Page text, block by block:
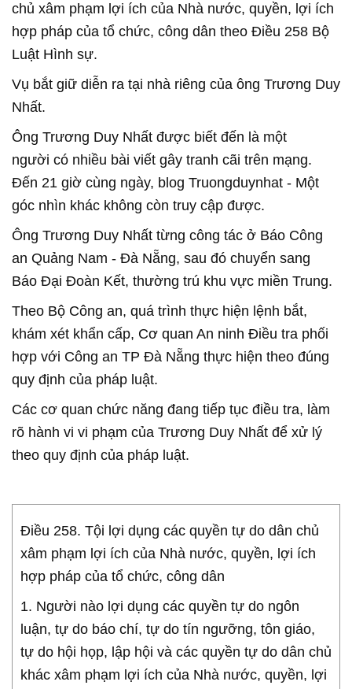
chủ xâm phạm lợi ích của Nhà nước, quyền, lợi ích
hợp pháp của tổ chức, công dân theo Điều 258 Bộ
Luật Hình sự.
Vụ bắt giữ diễn ra tại nhà riêng của ông Trương Duy
Nhất.
Ông Trương Duy Nhất được biết đến là một
người có nhiều bài viết gây tranh cãi trên mạng.
Đến 21 giờ cùng ngày, blog Truongduynhat - Một
góc nhìn khác không còn truy cập được.
Ông Trương Duy Nhất từng công tác ở Báo Công
an Quảng Nam - Đà Nẵng, sau đó chuyển sang
Báo Đại Đoàn Kết, thường trú khu vực miền Trung.
Theo Bộ Công an, quá trình thực hiện lệnh bắt,
khám xét khẩn cấp, Cơ quan An ninh Điều tra phối
hợp với Công an TP Đà Nẵng thực hiện theo đúng
quy định của pháp luật.
Các cơ quan chức năng đang tiếp tục điều tra, làm
rõ hành vi vi phạm của Trương Duy Nhất để xử lý
theo quy định của pháp luật.
Điều 258. Tội lợi dụng các quyền tự do dân chủ
xâm phạm lợi ích của Nhà nước, quyền, lợi ích
hợp pháp của tổ chức, công dân
1. Người nào lợi dụng các quyền tự do ngôn
luận, tự do báo chí, tự do tín ngưỡng, tôn giáo,
tự do hội họp, lập hội và các quyền tự do dân chủ
khác xâm phạm lợi ích của Nhà nước, quyền, lợi